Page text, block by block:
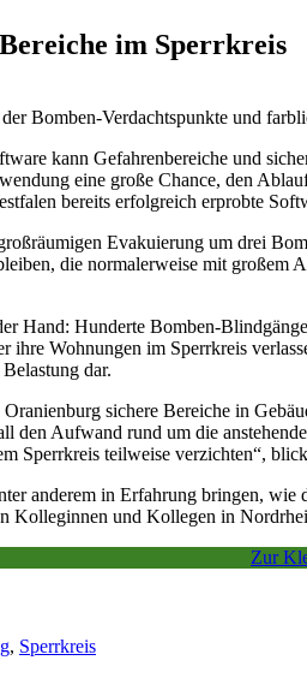
im Sperrkreis
kann Gefahrenbereiche und
eine große Chance, den
bereits erfolgreich erprobte
Evakuierung um drei
die normalerweise mit großem
Hand: Hunderte Bomben-
ihre Wohnungen im Sperrkreis
dar.
sichere Bereiche in
den Aufwand rund um die
Sperrkreis teilweise verzichten“,
anderem in Erfahrung bringen,
Kolleginnen und Kollegen in
Zur
, Sperrkreis